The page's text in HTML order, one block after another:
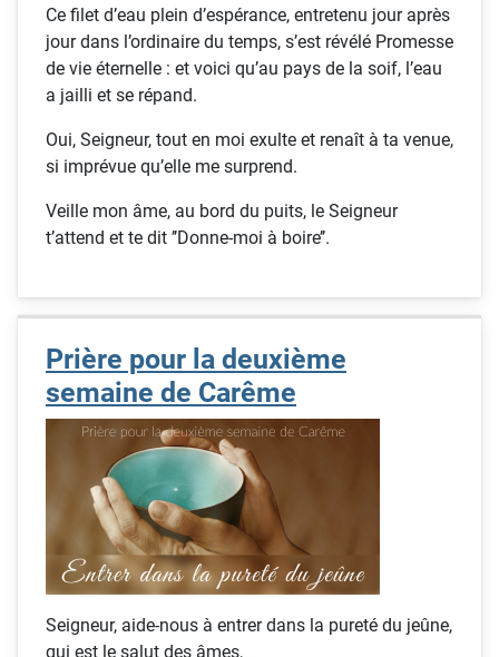
Ce filet d’eau plein d’espérance, entretenu jour après
jour dans l’ordinaire du temps, s’est révélé Promesse
de vie éternelle : et voici qu’au pays de la soif, l’eau
a jailli et se répand.
Oui, Seigneur, tout en moi exulte et renaît à ta venue,
si imprévue qu’elle me surprend.
Veille mon âme, au bord du puits, le Seigneur
t’attend et te dit ’’Donne-moi à boire’’.
Prière pour la deuxième
semaine de Carême
Seigneur, aide-nous à entrer dans la pureté du jeûne,
qui est le salut des âmes,